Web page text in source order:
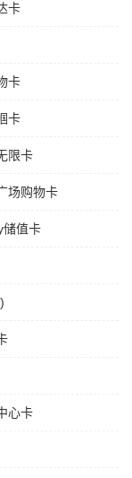
卡
卡
卡
限卡
场购物卡
储值卡
心卡